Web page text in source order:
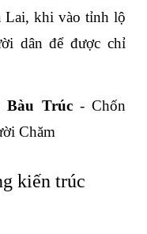
Lai, khi vào tỉnh lộ
dân để được chỉ
Bàu Trúc - Chốn
Chăm
kiến trúc